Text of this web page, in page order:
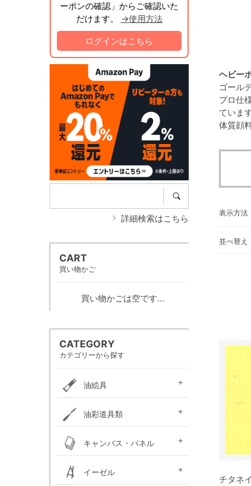
ーポンの確認」からご確認いた
だけます。 →使用方法
ログインはこちら
詳細検索はこちら
CART
買い物かご
買い物かごは空です...
CATEGORY
カテゴリーから探す
油絵具
お勧めセット
アーチスト油絵具
DUO水可溶性油絵具
ヴェルネ 高品位油絵具
ホルベイン画用液
スタンダードオイルカラー
クサカベ・専門家用油絵具
ミノー油絵具
ギルド油絵具
ラスター油絵具
クサカベ画用液
マツダ・スーパー油絵具
マツダ画用液
オイルカラー AOC
W＆N画用液
レンブラント油絵具
ヴァンゴッホ油絵具
ターレンス油絵具
ターレンス画用液
ターナー・マチソン油絵具
ターナー画溶液
油彩道具類
ペインティングナイフ
ペインティングナイフ
イタリアンアートナイフ
ペンチングナイフ
パレットナイフ
カタリスト
パレット
チューブ絞り
キャンバス・パネル
張り上げキャンバス
ロールキャンバス
キャンバスボード
木枠
キャンバス張り用具
木製パネル・水貼りテープ
メタリックキャンバス
イーゼル
ヘビー
ゴール
プロ仕
ています
体質顔
表示方法
並べ替え
チタネ